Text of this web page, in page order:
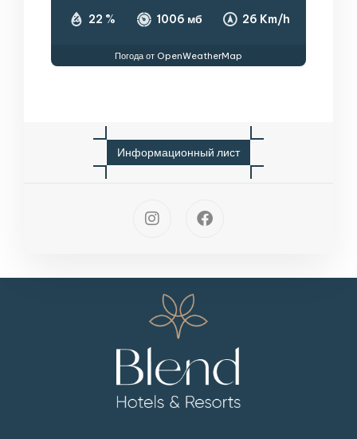
22 % 1006 мб 26 Km/h
Погода от OpenWeatherMap
Информационный лист